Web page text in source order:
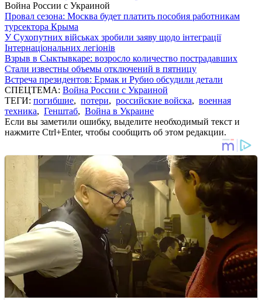
Война России с Украиной
Провал сезона: Москва будет платить пособия работникам
турсектора Крыма
У Сухопутних військах зробили заяву щодо інтеграції
Інтернаціональних легіонів
Взрыв в Сыктывкаре: возросло количество пострадавших
Стали известны объемы отключений в пятницу
Встреча президентов: Ермак и Рубио обсудили детали
СПЕЦТЕМА: Война России с Украиной
ТЕГИ: погибшие, потери, российские войска, военная
техника, Генштаб, Война в Украине
Если вы заметили ошибку, выделите необходимый текст и
нажмите Ctrl+Enter, чтобы сообщить об этом редакции.